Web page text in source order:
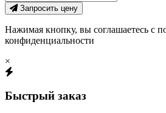
Запросить цену
Нажимая кнопку, вы соглашаетесь с
конфиденциальности
×
Быстрый заказ